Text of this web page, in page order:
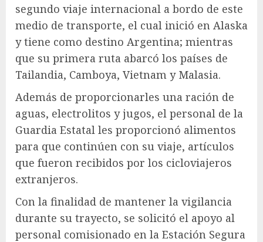
segundo viaje internacional a bordo de este
medio de transporte, el cual inició en Alaska
y tiene como destino Argentina; mientras
que su primera ruta abarcó los países de
Tailandia, Camboya, Vietnam y Malasia.
Además de proporcionarles una ración de
aguas, electrolitos y jugos, el personal de la
Guardia Estatal les proporcionó alimentos
para que continúen con su viaje, artículos
que fueron recibidos por los cicloviajeros
extranjeros.
Con la finalidad de mantener la vigilancia
durante su trayecto, se solicitó el apoyo al
personal comisionado en la Estación Segura